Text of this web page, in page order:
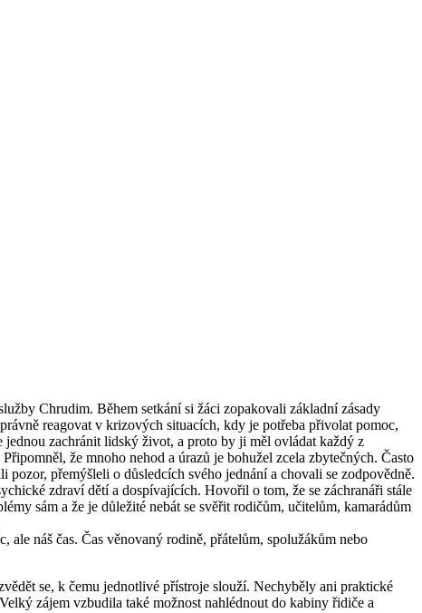
Chrudim. Během setkání si žáci zopakovali základní zásady
reagovat v krizových situacích, kdy je potřeba přivolat pomoc,
zachránit lidský život, a proto by ji měl ovládat každý z
že mnoho nehod a úrazů je bohužel zcela zbytečných. Často
přemýšleli o důsledcích svého jednání a chovali se zodpovědně.
zdraví dětí a dospívajících. Hovořil o tom, že se záchranáři stále
sám a že je důležité nebát se svěřit rodičům, učitelům, kamarádům
ale náš čas. Čas věnovaný rodině, přátelům, spolužákům nebo
se, k čemu jednotlivé přístroje slouží. Nechyběly ani praktické
zájem vzbudila také možnost nahlédnout do kabiny řidiče a